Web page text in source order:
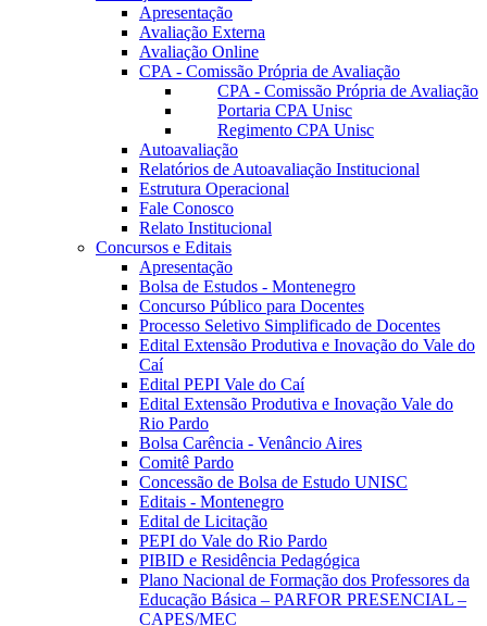
Apresentação
Avaliação Externa
Avaliação Online
CPA - Comissão Própria de Avaliação
CPA - Comissão Própria de Avaliação
Portaria CPA Unisc
Regimento CPA Unisc
Autoavaliação
Relatórios de Autoavaliação Institucional
Estrutura Operacional
Fale Conosco
Relato Institucional
Concursos e Editais
Apresentação
Bolsa de Estudos - Montenegro
Concurso Público para Docentes
Processo Seletivo Simplificado de Docentes
Edital Extensão Produtiva e Inovação do Vale do
Caí
Edital PEPI Vale do Caí
Edital Extensão Produtiva e Inovação Vale do
Rio Pardo
Bolsa Carência - Venâncio Aires
Comitê Pardo
Concessão de Bolsa de Estudo UNISC
Editais - Montenegro
Edital de Licitação
PEPI do Vale do Rio Pardo
PIBID e Residência Pedagógica
Plano Nacional de Formação dos Professores da
Educação Básica – PARFOR PRESENCIAL –
CAPES/MEC